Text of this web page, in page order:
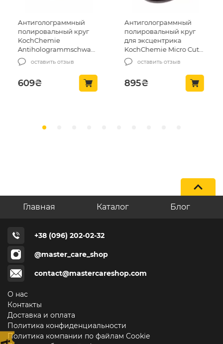
Антиголограммный
полировальный круг
KochChemie
Antihologrammschwamm
orange gewaffelt 160×25
mm (999257)
оставить отзыв
609₴
Антиголограммный
полировальный круг
для эксцентрика
KochChemie Micro Cut
Pad 150 x 23 mm
(999585)
оставить отзыв
895₴
Главная Каталог Блог
+38 (096) 202-02-32
@master_care_shop
contact@mastercareshop.com
О нас
Контакты
Доставка и оплата
Политика конфиденциальности
Политика компании по файлам Cookie